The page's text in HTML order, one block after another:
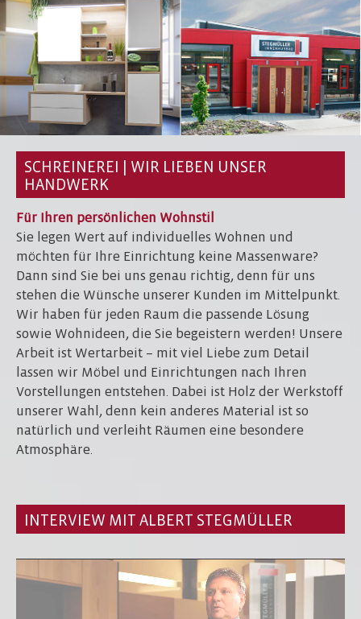
SCHREINEREI | WIR LIEBEN UNSER
HANDWERK
Für Ihren persönlichen Wohnstil
Sie legen Wert auf individuelles Wohnen und
möchten für Ihre Einrichtung keine Massenware?
Dann sind Sie bei uns genau richtig, denn für uns
stehen die Wünsche unserer Kunden im Mittelpunkt.
Wir haben für jeden Raum die passende Lösung
sowie Wohnideen, die Sie begeistern werden! Unsere
Arbeit ist Wertarbeit – mit viel Liebe zum Detail
lassen wir Möbel und Einrichtungen nach Ihren
Vorstellungen entstehen. Dabei ist Holz der Werkstoff
unserer Wahl, denn kein anderes Material ist so
natürlich und verleiht Räumen eine besondere
Atmosphäre.
INTERVIEW MIT ALBERT STEGMÜLLER